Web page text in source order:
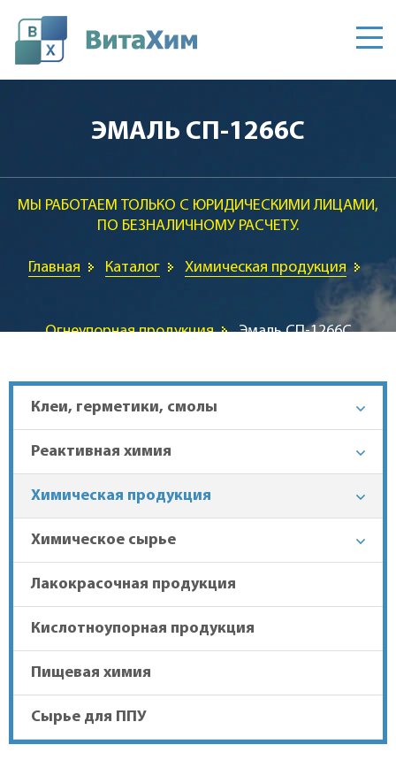
Главная
Каталог
Контакты
Гарантия лучшей цены
Доставка в регионы
+7 (863) 303-37-70
ЭМАЛЬ СП-1266С
МЫ РАБОТАЕМ ТОЛЬКО С ЮРИДИЧЕСКИМИ ЛИЦАМИ,
ПО БЕЗНАЛИЧНОМУ РАСЧЕТУ.
Главная Каталог Химическая продукция
Огнеупорная продукция Эмаль СП-1266С
Клеи, герметики, смолы
Реактивная химия
Химическая продукция
Химическое сырье
Лакокрасочная продукция
Кислотноупорная продукция
Пищевая химия
Сырье для ППУ